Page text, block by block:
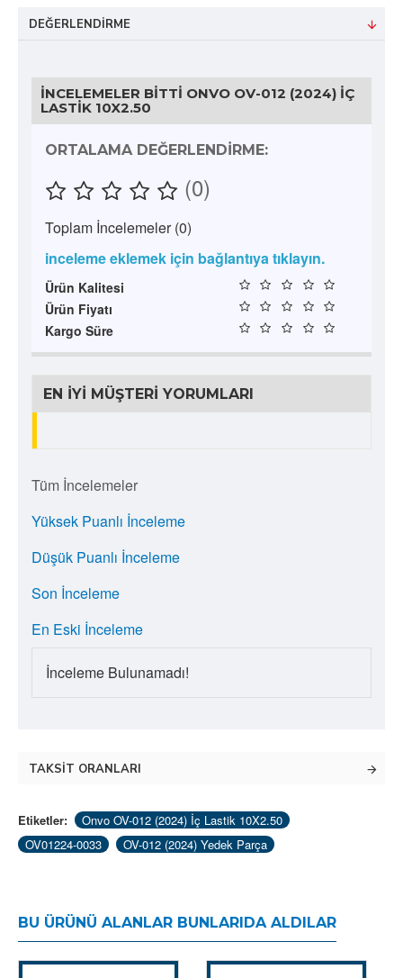
DEĞERLENDIRME
İNCELEMELER BITTI ONVO OV-012 (2024) İÇ
LASTIK 10X2.50
ORTALAMA DEĞERLENDIRME:
(0)
Toplam İncelemeler (0)
inceleme eklemek için bağlantıya tıklayın.
Ürün Kalitesi
Ürün Fiyatı
Kargo Süre
EN İYI MÜŞTERI YORUMLARI
Tüm İncelemeler
Yüksek Puanlı İnceleme
Düşük Puanlı İnceleme
Son İnceleme
En Eski İnceleme
İnceleme Bulunamadı!
TAKSIT ORANLARI
Etiketler:
Onvo OV-012 (2024) İç Lastik 10X2.50
OV01224-0033
OV-012 (2024) Yedek Parça
BU ÜRÜNÜ ALANLAR BUNLARIDA ALDILAR